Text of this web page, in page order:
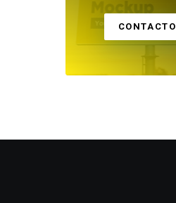
CONTACTO